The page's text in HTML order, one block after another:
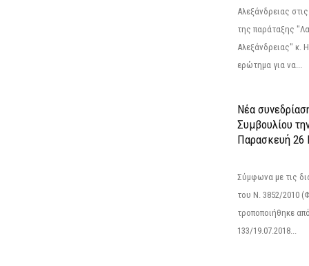
Αλεξάνδρειας
της παράταξης
Αλεξάνδρειας" κ.
ερώτημα για να...
Νέα
Συμβουλίου
Παρασκευή 26
Σύμφωνα με τις
του Ν. 3852/2010
τροποποιήθηκε
133/19.07.2018...